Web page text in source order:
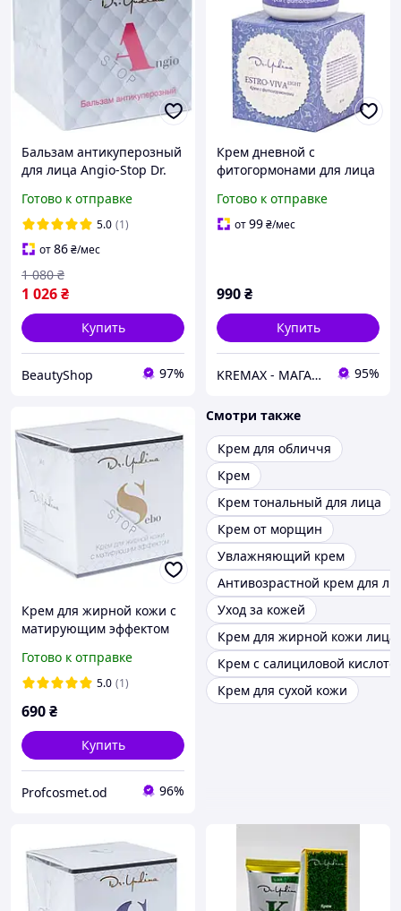
Бальзам антикуперозный
для лица Angio-Stop Dr.
Готово к отправке
5.0 (1)
от86₴/мес
1 026₴
1 080 ₴
Купить
BeautyShop 97%
Крем дневной с
фитогормонами для лица
50 мл
Готово к отправке
от99₴/мес
990₴
Купить
KREMAX - МАГАЗИН КОСМЕТИКИ 95%
Крем для жирной кожи с
матирующим эффектом
Готово к отправке
5.0 (1)
690₴
Купить
Profcosmet.od 96%
Смотри также
Крем для обличчя
Крем
Крем тональный для лица
Крем от морщин
Увлажняющий крем
Антивозрастной крем для
Уход за кожей
Крем для жирной кожи лица
Крем с салициловой
Крем для сухой кожи